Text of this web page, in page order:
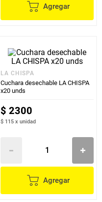
Agregar
LA CHISPA
Cuchara desechable LA CHISPA
x20 unds
$ 2300
$ 115 x unidad
Agregar